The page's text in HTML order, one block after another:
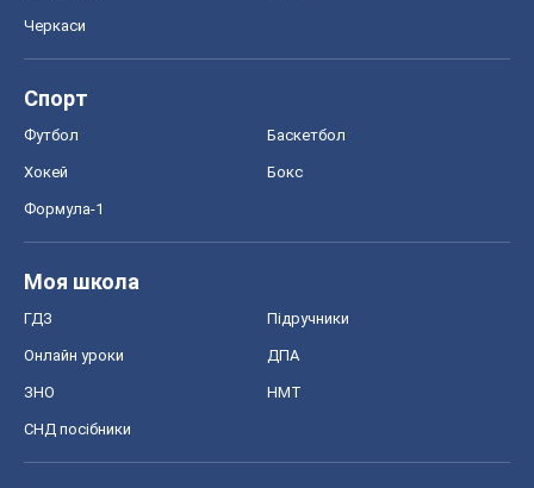
Черкаси
Спорт
Футбол Баскетбол
Хокей Бокс
Формула-1
Моя школа
ГДЗ Підручники
Онлайн уроки ДПА
ЗНО НМТ
СНД посібники